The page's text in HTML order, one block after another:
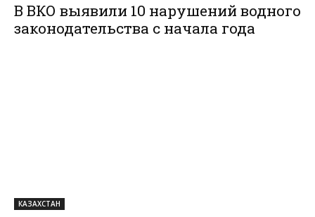
В ВКО выявили 10 нарушений водного
законодательства с начала года
КАЗАХСТАН